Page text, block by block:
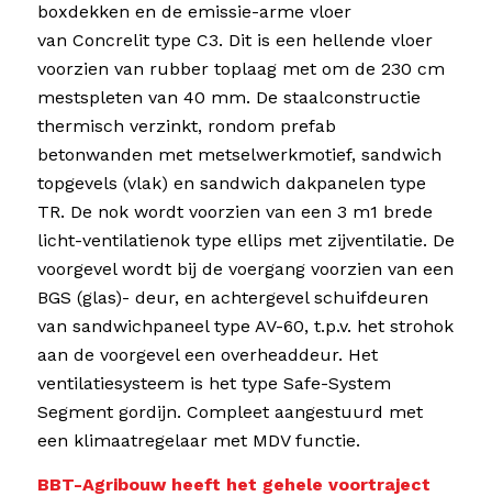
boxdekken en de emissie-arme vloer
van Concrelit type C3. Dit is een hellende vloer
voorzien van rubber toplaag met om de 230 cm
mestspleten van 40 mm. De staalconstructie
thermisch verzinkt, rondom prefab
betonwanden met metselwerkmotief, sandwich
topgevels (vlak) en sandwich dakpanelen type
TR. De nok wordt voorzien van een 3 m1 brede
licht-ventilatienok type ellips met zijventilatie. De
voorgevel wordt bij de voergang voorzien van een
BGS (glas)- deur, en achtergevel schuifdeuren
van sandwichpaneel type AV-60, t.p.v. het strohok
aan de voorgevel een overheaddeur. Het
ventilatiesysteem is het type Safe-System
Segment gordijn. Compleet aangestuurd met
een klimaatregelaar met MDV functie.
BBT-Agribouw heeft het gehele voortraject